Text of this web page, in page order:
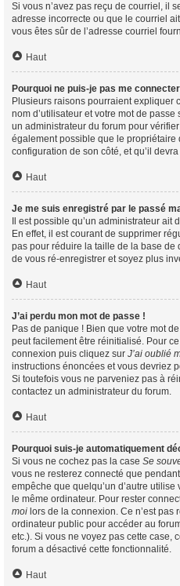
Si vous n’avez pas reçu de courriel, il
adresse incorrecte ou que le courriel
vous êtes sûr de l’adresse courriel
Haut
Pourquoi ne puis-je pas me
Plusieurs raisons pourraient expliquer
nom d’utilisateur et votre mot de
un administrateur du forum pour
également possible que le propriétaire
configuration de son côté, et qu’il
Haut
Je me suis enregistré par le passé
Il est possible qu’un administrateur
En effet, il est courant de supprimer
pas pour réduire la taille de la base de
de vous ré-enregistrer et soyez plus
Haut
J’ai perdu mon mot de passe !
Pas de panique ! Bien que votre mot
peut facilement être réinitialisé. Pour
connexion puis cliquez sur J’ai oublié
instructions énoncées et vous devriez
Si toutefois vous ne parveniez pas à
contactez un administrateur du forum.
Haut
Pourquoi suis-je automatiquement
Si vous ne cochez pas la case Se
vous ne resterez connecté que
empêche que quelqu’un d’autre
le même ordinateur. Pour rester
moi lors de la connexion. Ce n’est
ordinateur public pour accéder au
etc.). Si vous ne voyez pas cette case,
forum a désactivé cette fonctionnalité.
Haut